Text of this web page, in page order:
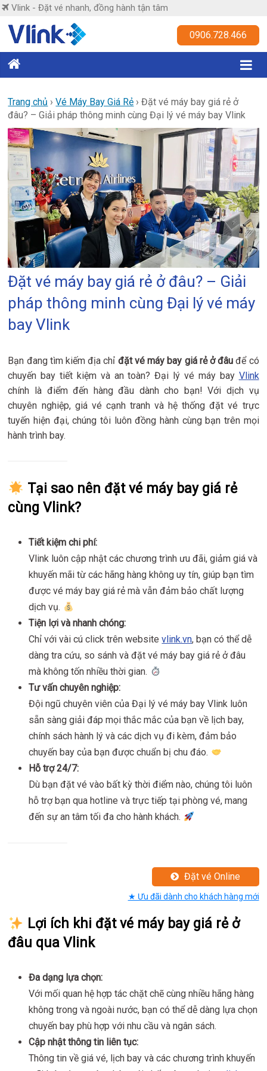
Skip
content
Vlink - Đặt vé nhanh, đồng hành tận tâm
Vlink
nhanh,
đồng
hành
tận
tâm
0906.728.466
Trang chủ ›Vé Máy Bay Giá Rẻ ›Đặt vé máy bay giá rẻ ở
đâu? – Giải pháp thông minh cùng Đại lý vé máy bay Vlink
Đặt vé máy bay giá rẻ ở đâu? – Giải
pháp thông minh cùng Đại lý vé máy
bay Vlink
Bạn đang tìm kiếm địa chỉ đặt vé máy bay giá rẻ ở đâu để có
chuyến bay tiết kiệm và an toàn? Đại lý vé máy bay Vlink
chính là điểm đến hàng đầu dành cho bạn! Với dịch vụ
chuyên nghiệp, giá vé cạnh tranh và hệ thống đặt vé trực
tuyến hiện đại, chúng tôi luôn đồng hành cùng bạn trên mọi
hành trình bay.
Tại sao nên đặt vé máy bay giá rẻ
cùng Vlink?
Tiết kiệm chi phí:
Vlink luôn cập nhật các chương trình ưu đãi, giảm giá và
khuyến mãi từ các hãng hàng không uy tín, giúp bạn tìm
được vé máy bay giá rẻ mà vẫn đảm bảo chất lượng
dịch vụ.
Tiện lợi và nhanh chóng:
Chỉ với vài cú click trên websitevlink.vn, bạn có thể dễ
dàng tra cứu, so sánh và đặt vé máy bay giá rẻ ở đâu
mà không tốn nhiều thời gian.
Tư vấn chuyên nghiệp:
Đội ngũ chuyên viên của Đại lý vé máy bay Vlink luôn
sẵn sàng giải đáp mọi thắc mắc của bạn về lịch bay,
chính sách hành lý và các dịch vụ đi kèm, đảm bảo
chuyến bay của bạn được chuẩn bị chu đáo.
Hỗ trợ 24/7:
Dù bạn đặt vé vào bất kỳ thời điểm nào, chúng tôi luôn
hỗ trợ bạn qua hotline và trực tiếp tại phòng vé, mang
đến sự an tâm tối đa cho hành khách.
Đặt vé Online
★ Ưu đãi dành cho khách hàng mới
Lợi ích khi đặt vé máy bay giá rẻ ở
đâu qua Vlink
Đa dạng lựa chọn:
Với mối quan hệ hợp tác chặt chẽ cùng nhiều hãng hàng
không trong và ngoài nước, bạn có thể dễ dàng lựa chọn
chuyến bay phù hợp với nhu cầu và ngân sách.
Cập nhật thông tin liên tục:
Thông tin về giá vé, lịch bay và các chương trình khuyến